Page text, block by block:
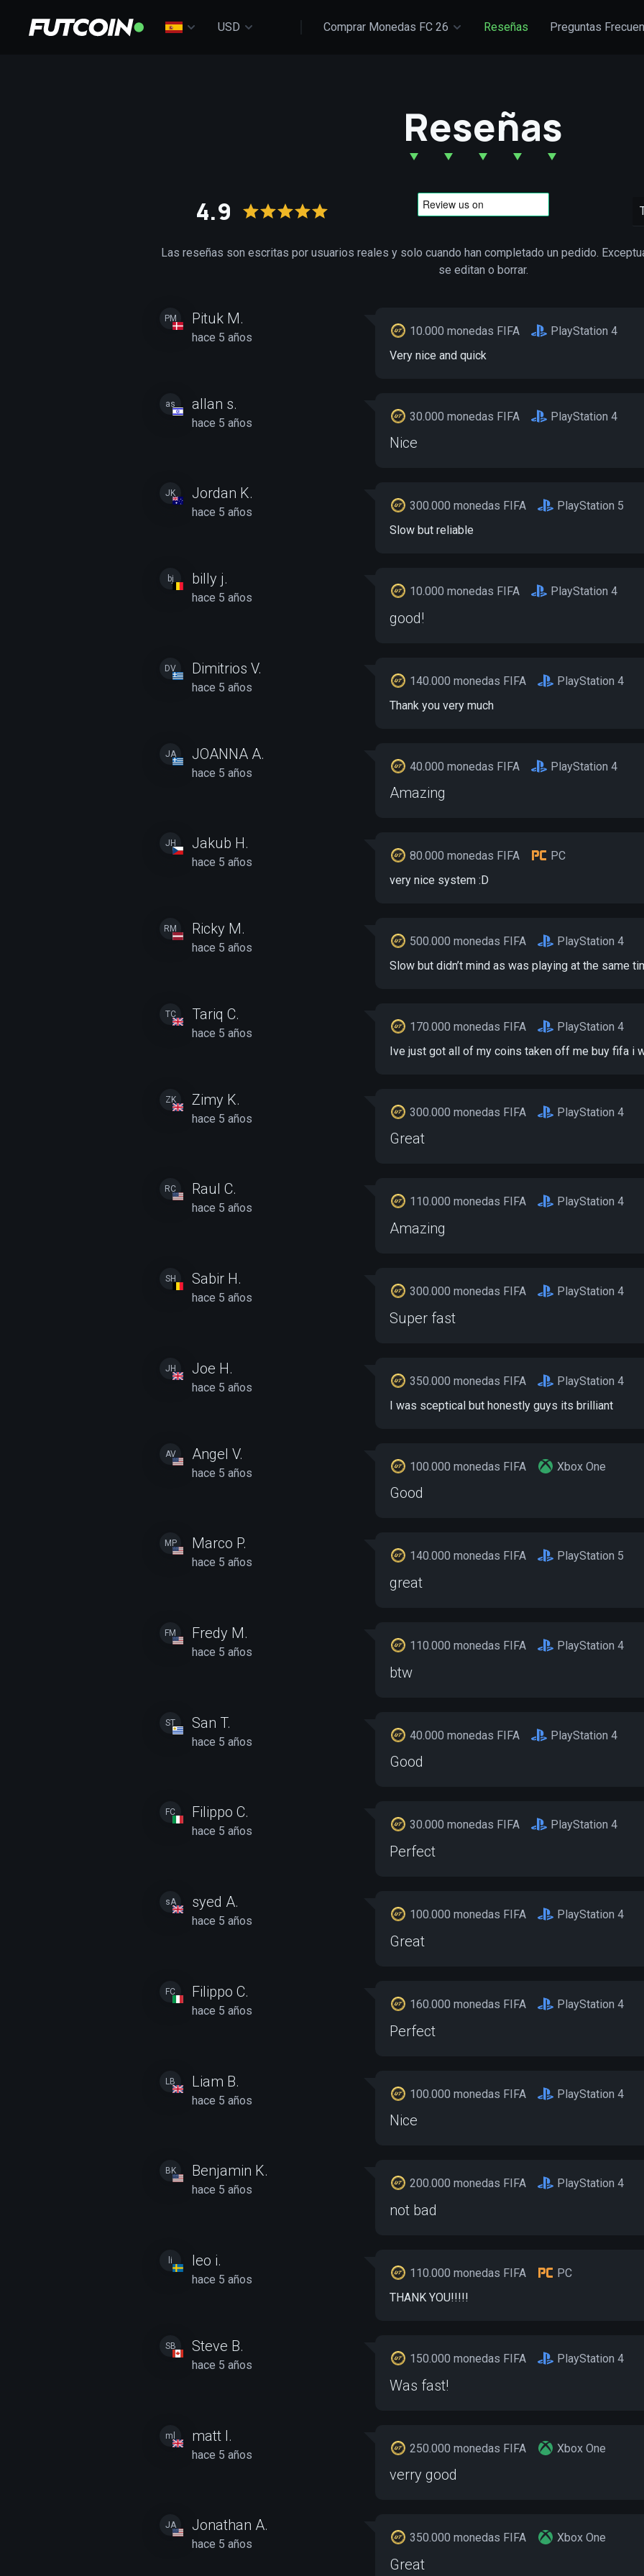
USD Comprar Monedas FC 26 Reseñas Preguntas
Reseñas
4.9
Las reseñas son escritas por usuarios reales y solo cuando han completado un pedido.
se editan o borrar.
PM Pituk M.
hace 5 años 10.000 monedas FIFA
PlayStation 4
Very nice and quick
as allan s.
hace 5 años 30.000 monedas FIFA PlayStation 4
Nice
JK Jordan K.
hace 5 años 300.000 monedas FIFA
PlayStation 5
Slow but reliable
bj billy j.
hace 5 años 10.000 monedas FIFA PlayStation 4
good!
DV Dimitrios V.
hace 5 años 140.000 monedas FIFA
PlayStation 4
Thank you very much
JA JOANNA A.
hace 5 años 40.000 monedas FIFA PlayStation 4
Amazing
JH Jakub H.
hace 5 años 80.000 monedas FIFA
PC
very nice system :D
RM Ricky M.
hace 5 años 500.000 monedas FIFA
PlayStation 4
Slow but didn’t mind as was playing at the same
TC Tariq C.
hace 5 años 170.000 monedas FIFA
PlayStation 4
Ive just got all of my coins taken off me buy fifa i
ZK Zimy K.
hace 5 años 300.000 monedas FIFA PlayStation 4
Great
RC Raul C.
hace 5 años 110.000 monedas FIFA PlayStation 4
Amazing
SH Sabir H.
hace 5 años 300.000 monedas FIFA PlayStation 4
Super fast
JH Joe H.
hace 5 años 350.000 monedas FIFA
PlayStation 4
I was sceptical but honestly guys its brilliant
AV Angel V.
hace 5 años 100.000 monedas FIFA Xbox One
Good
MP Marco P.
hace 5 años 140.000 monedas FIFA PlayStation 5
great
FM Fredy M.
hace 5 años 110.000 monedas FIFA PlayStation 4
btw
ST San T.
hace 5 años 40.000 monedas FIFA PlayStation 4
Good
FC Filippo C.
hace 5 años 30.000 monedas FIFA PlayStation 4
Perfect
sA syed A.
hace 5 años 100.000 monedas FIFA PlayStation 4
Great
FC Filippo C.
hace 5 años 160.000 monedas FIFA PlayStation 4
Perfect
LB Liam B.
hace 5 años 100.000 monedas FIFA PlayStation 4
Nice
BK Benjamin K.
hace 5 años 200.000 monedas FIFA PlayStation 4
not bad
li leo i.
hace 5 años 110.000 monedas FIFA
PC
THANK YOU!!!!!
SB Steve B.
hace 5 años 150.000 monedas FIFA PlayStation 4
Was fast!
ml matt l.
hace 5 años 250.000 monedas FIFA Xbox One
verry good
JA Jonathan A.
hace 5 años 350.000 monedas FIFA Xbox One
Great